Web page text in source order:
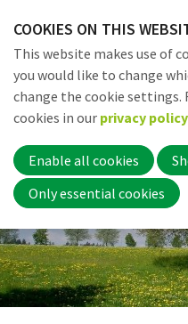
links
Jump
to
navigation
to
main
content
COOKIES ON THIS
This website makes use of
you would like to change
change the cookie settings.
cookies in our privacy policy
Enable all cookies
Only essential cookies